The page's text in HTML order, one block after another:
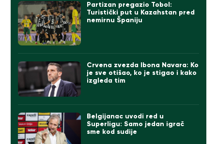
Partizan pregazio Tobol:
Turistički put u Kazahstan pred
nemirnu Španiju
Crvena zvezda Ibona Navara: Ko
je sve otišao, ko je stigao i kako
izgleda tim
Belgijanac uvodi red u
Superligu: Samo jedan igrač
sme kod sudije